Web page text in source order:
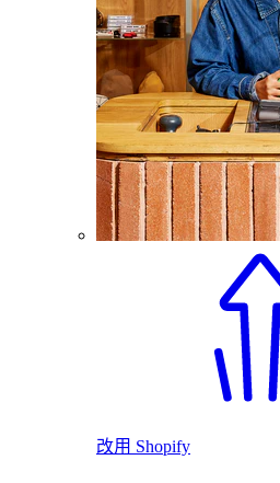
改用 Shopify